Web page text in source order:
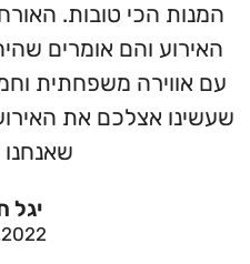
המנות הכי טובות.
האירוע והם אומרים
עם אווירה משפחתית
שעשינו אצלכם את
שאנחנו
יגל